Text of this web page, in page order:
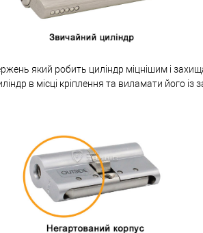
який робить циліндр міцнішим і
в місці кріплення та виламати його із